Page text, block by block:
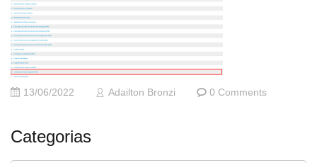
13/06/2022 Adailton Bronzi 0 Comments
Categorias